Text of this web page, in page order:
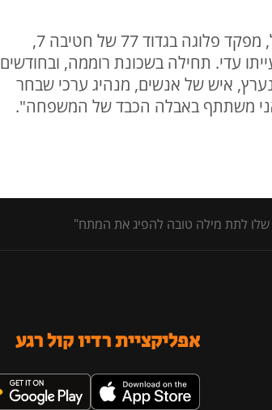
ראש עיריית חיפה יונה יהב: "היום נטמן במגדל העמק רב-סרן שחר נתנאל בוזגלו ז"ל, מפקד פלוגה בגדוד 77 של חטיבה 7,
עדי. תחילה בשכונת רוממה, ובחודשים
איש של אנשים, מנהיג ערכי שבחר
אני משתתף באבלה הכבד של המשפחה".
לתת מילה טובה להפיג את המתח"
אפליקציית רדיו קול רגע